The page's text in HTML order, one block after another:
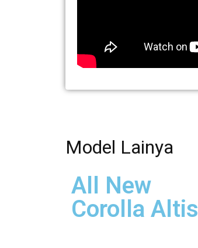
Model Lainya
All New
Corolla Altis